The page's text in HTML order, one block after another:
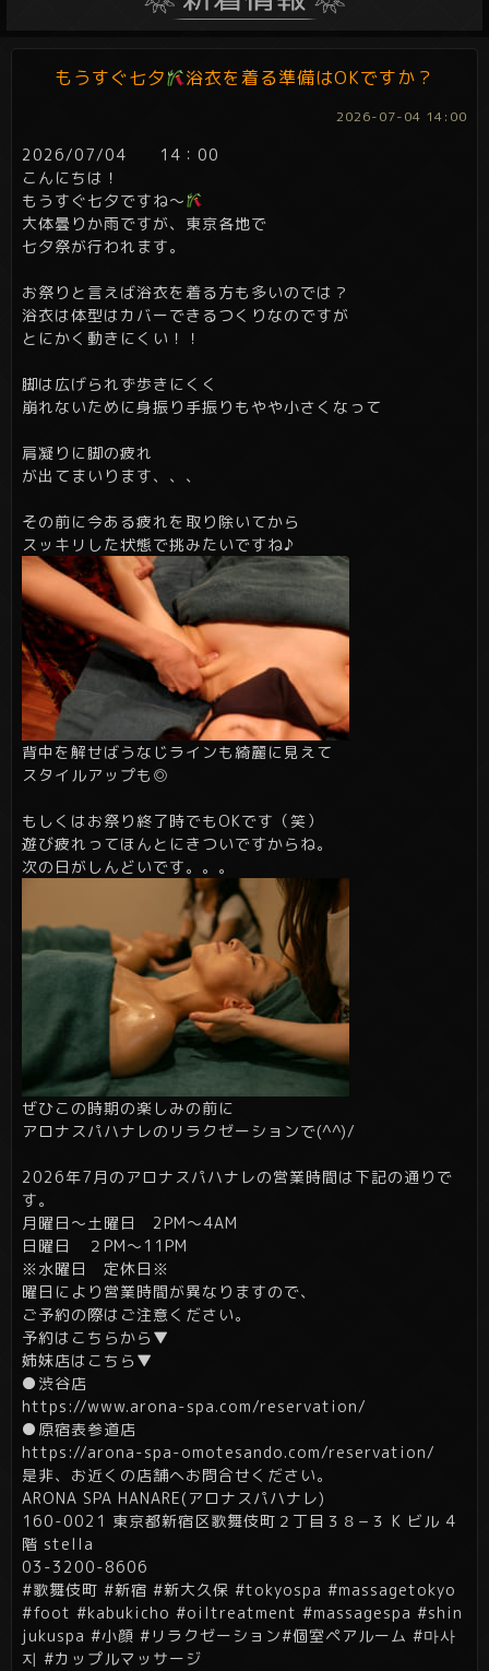
もうすぐ七夕 浴衣を着る準備はOKですか？
2026-07-04 14:00
2026/07/04 14：00
こんにちは！
もうすぐ七夕ですね～
大体曇りか雨ですが、東京各地で
七夕祭が行われます。
お祭りと言えば浴衣を着る方も多いのでは？
浴衣は体型はカバーできるつくりなのですが
とにかく動きにくい！！
脚は広げられず歩きにくく
崩れないために身振り手振りもやや小さくなって
肩凝りに脚の疲れ
が出てまいります、、、
その前に今ある疲れを取り除いてから
スッキリした状態で挑みたいですね♪
背中を解せばうなじラインも綺麗に見えて
スタイルアップも◎
もしくはお祭り終了時でもOKです（笑）
遊び疲れってほんとにきついですからね。
次の日がしんどいです。。。
ぜひこの時期の楽しみの前に
アロナスパハナレのリラクゼーションで(^^)/
2026年7月のアロナスパハナレの営業時間は下記の通りで
す。
月曜日～土曜日 2PM～4AM
日曜日 ２PM～11PM
※水曜日 定休日※
曜日により営業時間が異なりますので、
ご予約の際はご注意ください。
予約はこちらから▼
姉妹店はこちら▼
●渋谷店
https://www.arona-spa.com/reservation/
●原宿表参道店
https://arona-spa-omotesando.com/reservation/
是非、お近くの店舗へお問合せください。
ARONA SPA HANARE(アロナスパハナレ)
160-0021 東京都新宿区歌舞伎町２丁目３８−３ K ビル 4
階 stella
03-3200-8606
#歌舞伎町 #新宿 #新大久保 #tokyospa #massagetokyo
#foot #kabukicho #oiltreatment #massagespa #shin
jukuspa #小顔 #リラクゼーション#個室ペアルーム #마사
지 #カップルマッサージ